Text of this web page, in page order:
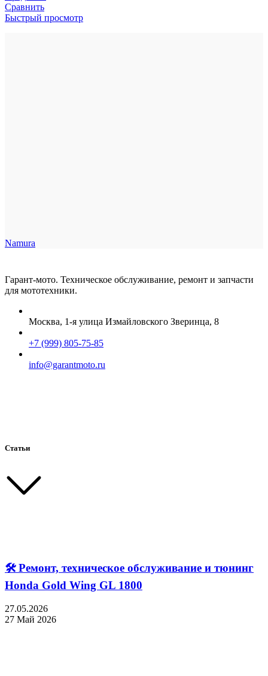
Сравнить
Быстрый просмотр
Namura
Гарант-мото. Техническое обслуживание, ремонт и запчасти
для мототехники.
Москва, 1-я улица Измайловского Зверинца, 8
+7 (999) 805-75-85
info@garantmoto.ru
Статьи
🛠 Ремонт, техническое обслуживание и тюнинг
Honda Gold Wing GL 1800
27.05.2026
27 Май 2026